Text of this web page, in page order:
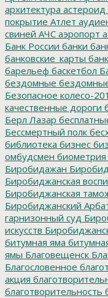
архитектура астероид
покрытие Атлет
свиней АЧС аэропорт
Банк России банки
банковские_карты
барельеф баскетбол
бездомные
Безопасное колесо-
качественные дороги
Берл Лазар
Бессмертный полк
библиотека бизнес
омбудсмен биометрия
Биробидажан
Биробиджанская
Биробиджанская
Биробиджанский
гарнизонный суд
искусств
битумная яма
ямы Благовещенск
Благословенное
акция
благотворительность